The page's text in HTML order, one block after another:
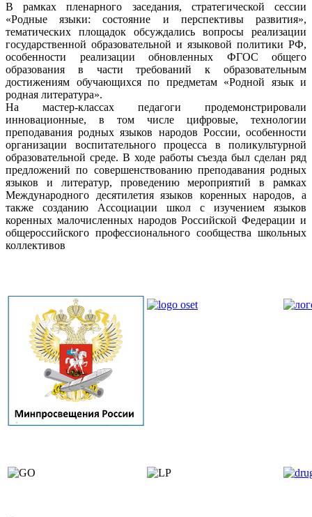
В рамках пленарного заседания, стратегической сессии
«Родные языки: состояние и перспективы развития»,
тематических площадок обсуждались вопросы реализации
государственной образовательной и языковой политики РФ,
особенности реализации обновленных ФГОС общего
образования в части требований к образовательным
достижениям обучающихся по предметам «Родной язык и
родная литература».
На мастер-классах педагоги продемонстрировали
инновационные, в том числе цифровые, технологии
преподавания родных языков народов России, особенности
организации воспитательного процесса в поликультурной
образовательной среде. В ходе работы съезда был сделан ряд
предложений по совершенствованию преподавания родных
языков и литератур, проведению мероприятий в рамках
Международного десятилетия языков коренных народов, а
также созданию Ассоциации школ с изучением языков
коренных малочисленных народов Российской Федерации и
общероссийского профессионального сообщества школьных
коллективов